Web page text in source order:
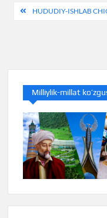
PostHUDUDIY-ISHLAB
Milliylik-millat